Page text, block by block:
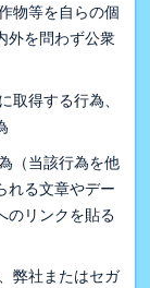
物等を自らの個
外を問わず公衆
取得する行為、
（当該行為を他
れる文章やデー
のリンクを貼る
弊社またはセガ